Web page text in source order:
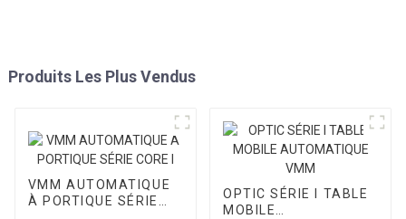
Produits Les Plus Vendus
VMM AUTOMATIQUE
À PORTIQUE SÉRIE
OPTIC SÉRIE I TABLE
MOBILE